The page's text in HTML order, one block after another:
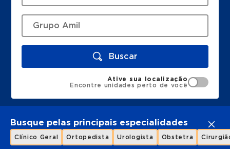
Buscar
Ative sua localização
Encontre unidades perto de você
Busque pelas principais especialidades
Clínico Geral Ortopedista Urologista Obstetra